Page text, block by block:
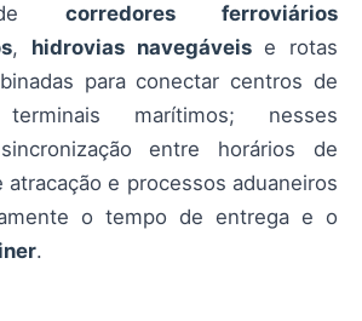
de corredores ferroviários
, hidrovias navegáveise rotas
para conectar centros de
marítimos; nesses
entre horários de
e processos aduaneiros
o tempo de entrega e o
.